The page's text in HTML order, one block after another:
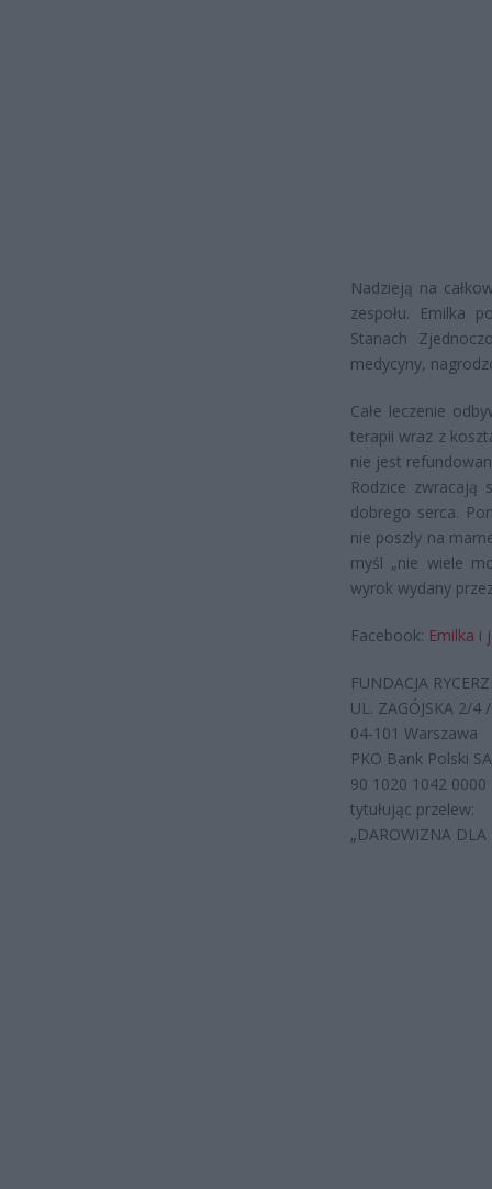
Nadzieją na
zespołu. Emilka
Stanach
medycyny,
Całe leczenie
terapii wraz z
nie jest
Rodzice
dobrego serca.
nie poszły na
myśl „nie wiele
wyrok wydany
Facebook: Emilka i
FUNDACJA
UL. ZAGÓJSKA 2/4
04-101 Warszawa
PKO Bank Polski SA
90 1020 1042
tytułując przelew:
„DAROWIZNA DLA